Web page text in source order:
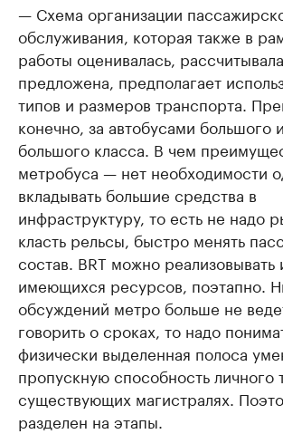
— Схема организации
обслуживания, которая также в
работы оценивалась,
предложена, предполагает
типов и размеров транспорта.
конечно, за автобусами большого
большого класса. В чем
метробуса — нет необходимости
вкладывать большие средства в
инфраструктуру, то есть не надо
класть рельсы, быстро менять
состав. BRT можно реализовывать
имеющихся ресурсов, поэтапно.
обсуждений метро больше не
говорить о сроках, то надо
физически выделенная полоса
пропускную способность личного
существующих магистралях.
разделен на этапы.